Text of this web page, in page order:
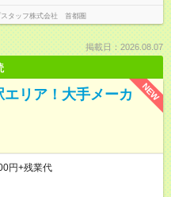
スタッフ株式会社 首都圏
掲載日：2026.08.07
NEW
リア！大手メーカ
円+残業代